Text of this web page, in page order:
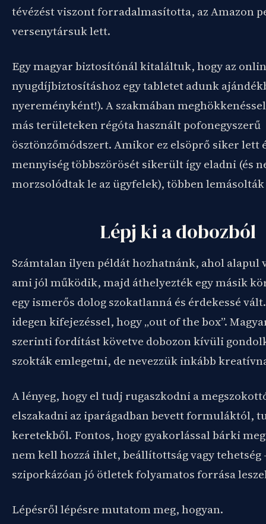
tévézést viszont forradalmasította, az Amazon
versenytársuk lett.
Egy magyar biztosítónál kitaláltuk, hogy az
nyugdíjbiztosításhoz egy tabletet adunk
nyereményként!). A szakmában
más területeken régóta használt pofonegyszerű
ösztönzőmódszert. Amikor ez elsöprő siker lett
mennyiség többszörösét sikerült így eladni (és
morzsolódtak le az ügyfelek), többen
Lépj ki a dobozból
Számtalan ilyen példát hozhatnánk, ahol alapul
ami jól működik, majd áthelyezték egy másik
egy ismerős dolog szokatlanná és érdekessé
idegen kifejezéssel, hogy „out of the box”.
szerinti fordítást követve dobozon kívüli
szokták emlegetni, de nevezzük inkább
A lényeg, hogy el tudj rugaszkodni a
elszakadni az iparágadban bevett formuláktól,
keretekből. Fontos, hogy gyakorlással bárki
nem kell hozzá ihlet, beállítottság vagy tehetség
sziporkázóan jó ötletek folyamatos forrása
Lépésről lépésre mutatom meg, hogyan.